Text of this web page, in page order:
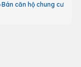
Bán căn hộ chung cư